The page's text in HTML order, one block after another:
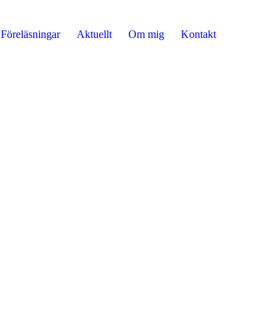
Föreläsningar Aktuellt Om mig Kontakt